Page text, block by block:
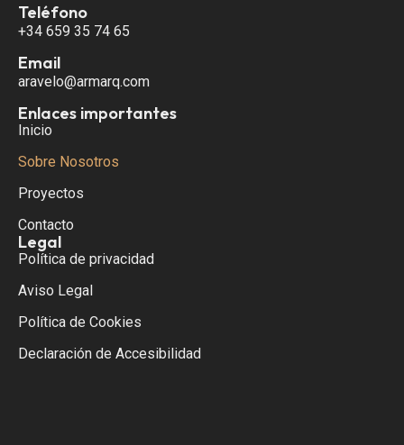
Teléfono
+34 659 35 74 65
Email
aravelo@armarq.com
Enlaces importantes
Inicio
Sobre Nosotros
Proyectos
Contacto
Legal
Política de privacidad
Aviso Legal
Política de Cookies
Declaración de Accesibilidad